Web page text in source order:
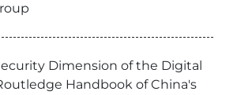
Dimension of the Digital
Handbook of China's